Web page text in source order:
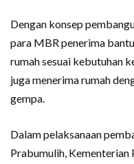
Dengan konsep
para MBR penerima
rumah sesuai kebutuhan
juga menerima rumah
gempa.
Dalam pelaksanaan
Prabumulih,